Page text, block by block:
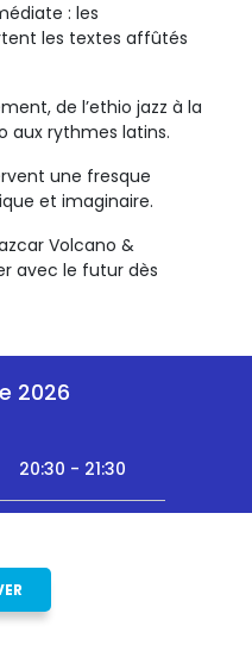
: les
les textes affûtés
de l’ethio jazz à la
aux rythmes latins.
une fresque
et imaginaire.
Volcano &
avec le futur dès
2026
20:30 - 21:30